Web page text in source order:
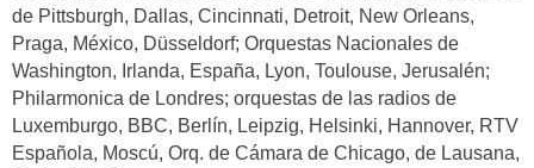
de Pittsburgh, Dallas, Cincinnati, Detroit, New Orleans,
Praga, México, Düsseldorf; Orquestas Nacionales de
Washington, Irlanda, España, Lyon, Toulouse, Jerusalén;
Philarmonica de Londres; orquestas de las radios de
Luxemburgo, BBC, Berlín, Leipzig, Helsinki, Hannover, RTV
Española, Moscú, Orq. de Cámara de Chicago, de Lausana,